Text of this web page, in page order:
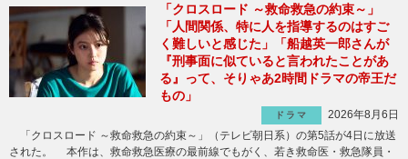
「クロスロード ～救命救急の約束～」
「人間関係、特に人を指導するのはすご
く難しいと感じた」「船越英一郎さんが
『刑事面に似ていると言われたことがあ
る』って、そりゃあ2時間ドラマの帝王だ
もの」
ドラマ
2026年8月6日
「クロスロード ～救命救急の約束～」（テレビ朝日系）の第5話が4日に放送
された。 本作は、救命救急医療の最前線でもがく、若き救命医・救急隊員・